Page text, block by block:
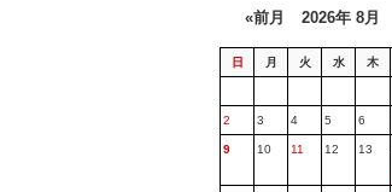
«前月 2026年 8月
日 月 火 水 木
2 3 4 5 6
9 10 11 12 13